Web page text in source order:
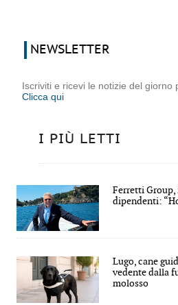
NEWSLETTER
Iscriviti e ricevi le notizie del giorno
Clicca qui
I PIÙ LETTI
Ferretti Group,
dipendenti:
Lugo, cane
vedente dalla
molosso